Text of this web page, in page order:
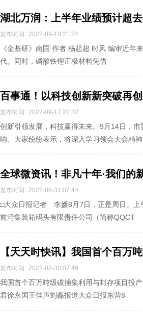
湖北万润：上半年业绩预计超
发布时间: 2022-09-18 21:24
《金基研》南国 作者 杨起超 时风 编审近
代。同时，磷酸铁锂正极材料凭借
百事通！以科技创新新突破再
在广大干部群众中引发热烈反响
发布时间: 2022-09-17 22:32
创新引领发展，科技赢得未来。9月14日，
响。大家纷纷表示，将深入学习领会大会精神
全球微资讯！非凡十年·我们
看港口青年一代作为
发布时间: 2022-08-31 07:44
□大众日报记者 李媛8月7日，正是周日。上
前湾集装箱码头有限责任公司（简称QQCT
【天天时快讯】我国首个百万
发布时间: 2022-08-30 07:49
我国首个百万吨级碳捕集利用与封存项目投
君徐永国王佳声刘磊报道大众日报东营8